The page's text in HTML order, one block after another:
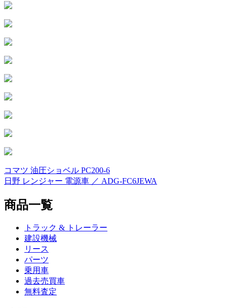
投
稿
ナ
コマツ 油圧ショベル PC200-6
日野 レンジャー 電源車 ／ ADG-FC6JEWA
商品一覧
トラック & トレーラー
建設機械
リース
パーツ
乗用車
過去売買車
無料査定